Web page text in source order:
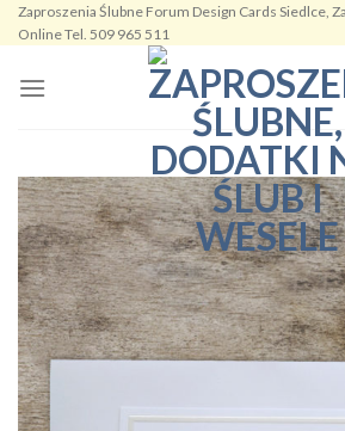
Skip
to
content
Zaproszenia Ślubne Forum Design Cards Siedlce,
Online Tel. 509 965 511